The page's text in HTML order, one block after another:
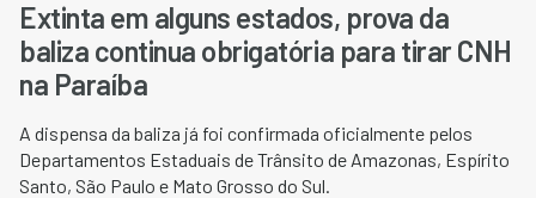
Extinta em alguns estados, prova da
baliza continua obrigatória para tirar CNH
na Paraíba
A dispensa da baliza já foi confirmada oficialmente pelos
Departamentos Estaduais de Trânsito de Amazonas, Espírito
Santo, São Paulo e Mato Grosso do Sul.